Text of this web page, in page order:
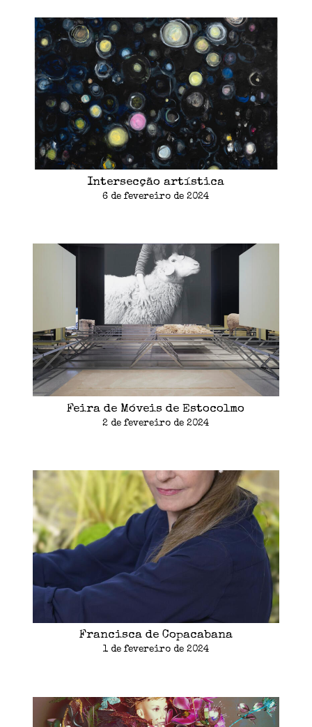
Intersecção artística
6 de fevereiro de 2024
Feira de Móveis de Estocolmo
2 de fevereiro de 2024
Francisca de Copacabana
1 de fevereiro de 2024